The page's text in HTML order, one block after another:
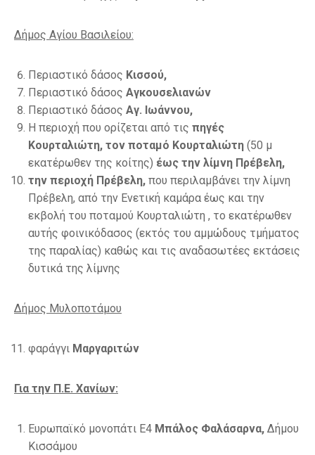
Δήμος Αγίου Βασιλείου:
Περιαστικό δάσος Κισσού,
Περιαστικό δάσος Αγκουσελιανών
Περιαστικό δάσος Αγ. Ιωάννου,
Η περιοχή που ορίζεται από τις πηγές
Κουρταλιώτη, τον ποταμό Κουρταλιώτη (50 μ
εκατέρωθεν της κοίτης) έως την λίμνη Πρέβελη,
την περιοχή Πρέβελη, που περιλαμβάνει την λίμνη
Πρέβελη, από την Ενετική καμάρα έως και την
εκβολή του ποταμού Κουρταλιώτη , το εκατέρωθεν
αυτής φοινικόδασος (εκτός του αμμώδους τμήματος
της παραλίας) καθώς και τις αναδασωτέες εκτάσεις
δυτικά της λίμνης
Δήμος Μυλοποτάμου
φαράγγι Μαργαριτών
Για την Π.Ε. Χανίων:
Ευρωπαϊκό μονοπάτι Ε4 Μπάλος Φαλάσαρνα, Δήμου
Κισσάμου